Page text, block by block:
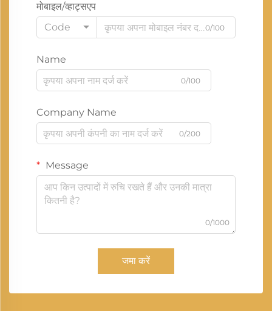
मोबाइल/व्हाट्सएप
Code
0/100
Name
0/100
Company Name
0/200
Message
0/1000
जमा करें